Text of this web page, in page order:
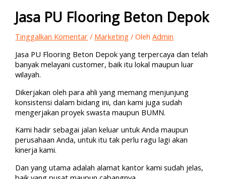
Jasa PU Flooring Beton Depok
Tinggalkan Komentar / Marketing / OlehAdmin
Jasa PU Flooring Beton Depok yang terpercaya dan telah
banyak melayani customer, baik itu lokal maupun luar
wilayah.
Dikerjakan oleh para ahli yang memang menjunjung
konsistensi dalam bidang ini, dan kami juga sudah
mengerjakan proyek swasta maupun BUMN.
Kami hadir sebagai jalan keluar untuk Anda maupun
perusahaan Anda, untuk itu tak perlu ragu lagi akan
kinerja kami.
Dan yang utama adalah alamat kantor kami sudah jelas,